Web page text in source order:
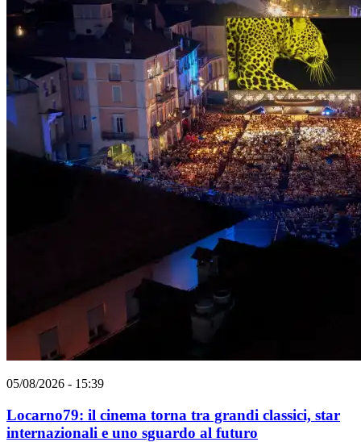
05/08/2026 - 15:39
Locarno79: il cinema torna tra grandi classici, star
internazionali e uno sguardo al futuro